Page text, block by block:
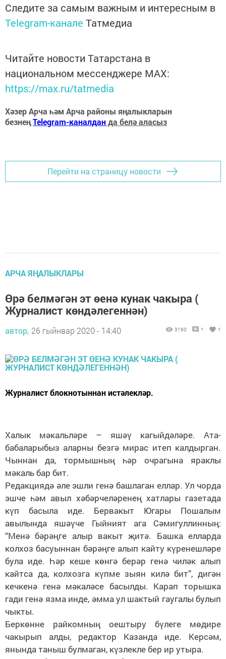
Следите за самым важным и интересным в
Telegram-канале Татмедиа
Читайте новости Татарстана в
национальном мессенджере MАХ:
https://max.ru/tatmedia
Хәзер Арча һәм Арча районы яңалыкларын
безнеңTelegram-каналданда белә аласыз
Перейти на страницу новости
АРЧА ЯҢАЛЫКЛАРЫ
Өрә белмәгән эт өенә кунак чакыра (
Журналист көндәлегеннән)
автор, 26 гыйнвар 2020 - 14:40 3160 1 1
Журналист блокнотыннан истәлекләр.
Халык мәкальләре – яшәү кагыйдәләре. Ата-
бабаларыбыз аларны безгә мирас итеп калдырган.
Чыннан да, тормышның һәр очрагына яраклы
мәкаль бар бит.
Редакциядә әле эшли генә башлаган еллар. Ул чорда
эшче һәм авыл хәбәрчеләренең хатлары газетада
күп басыла иде. Бервакыт Югары Пошалым
авылында яшәүче Гыйният ага Сәмигуллинның:
“Менә бәрәңге алыр вакыт җитә. Башка елларда
колхоз басуыннан бәрәңге алып кайту күренешләре
була иде. Һәр кеше көнгә берәр генә чиләк алып
кайтса да, колхозга күпме зыян килә бит”, дигән
кечкенә генә мәкаләсе басылды. Карап торышка
гади генә язма инде, әмма ул шактый гаугалы булып
чыкты.
Беркөнне райкомның оештыру бүлеге мөдире
чакырып алды, редактор Казанда иде. Керсәм,
янында таныш булмаган, күзлекле бер ир утыра.